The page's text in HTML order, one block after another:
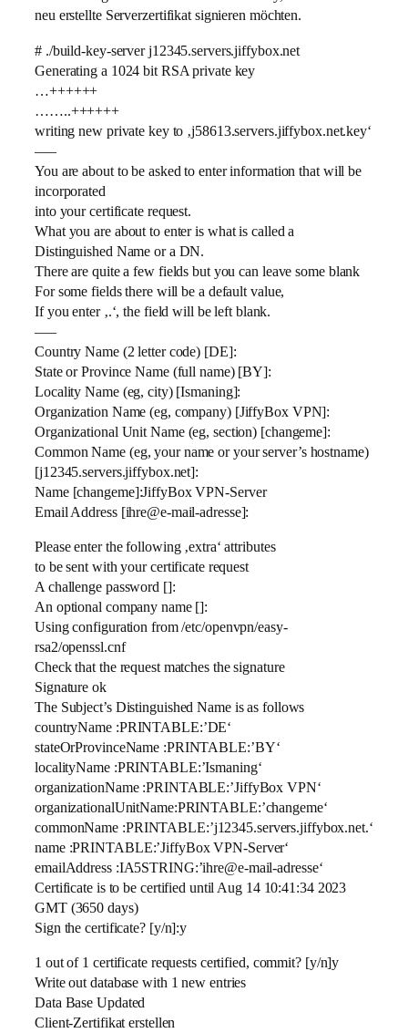
neu erstellte Serverzertifikat signieren möchten.
# ./build-key-server j12345.servers.jiffybox.net
Generating a 1024 bit RSA private key
…++++++
……..++++++
writing new private key to ‚j58613.servers.jiffybox.net.key‘
—–
You are about to be asked to enter information that will be
incorporated
into your certificate request.
What you are about to enter is what is called a
Distinguished Name or a DN.
There are quite a few fields but you can leave some blank
For some fields there will be a default value,
If you enter ‚.‘, the field will be left blank.
—–
Country Name (2 letter code) [DE]:
State or Province Name (full name) [BY]:
Locality Name (eg, city) [Ismaning]:
Organization Name (eg, company) [JiffyBox VPN]:
Organizational Unit Name (eg, section) [changeme]:
Common Name (eg, your name or your server’s hostname)
[j12345.servers.jiffybox.net]:
Name [changeme]:JiffyBox VPN-Server
Email Address [ihre@e-mail-adresse]:
Please enter the following ‚extra‘ attributes
to be sent with your certificate request
A challenge password []:
An optional company name []:
Using configuration from /etc/openvpn/easy-
rsa2/openssl.cnf
Check that the request matches the signature
Signature ok
The Subject’s Distinguished Name is as follows
countryName :PRINTABLE:’DE‘
stateOrProvinceName :PRINTABLE:’BY‘
localityName :PRINTABLE:’Ismaning‘
organizationName :PRINTABLE:’JiffyBox VPN‘
organizationalUnitName:PRINTABLE:’changeme‘
commonName :PRINTABLE:’j12345.servers.jiffybox.net.‘
name :PRINTABLE:’JiffyBox VPN-Server‘
emailAddress :IA5STRING:’ihre@e-mail-adresse‘
Certificate is to be certified until Aug 14 10:41:34 2023
GMT (3650 days)
Sign the certificate? [y/n]:y
1 out of 1 certificate requests certified, commit? [y/n]y
Write out database with 1 new entries
Data Base Updated
Client-Zertifikat erstellen